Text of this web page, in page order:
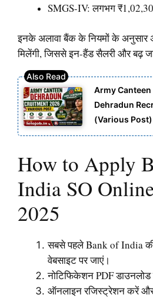
SMGS-IV: लगभग
इनके अलावा बैंक के नियमों के अनुसार
मिलेंगी, जिससे इन-हैंड सैलरी और बढ़
Army Canteen
Dehradun
(Various
How to Apply
India SO
2025
सबसे पहले Bank of India
वेबसाइट पर जाएं।
नोटिफिकेशन PDF
ऑनलाइन रजिस्ट्रेशन करें